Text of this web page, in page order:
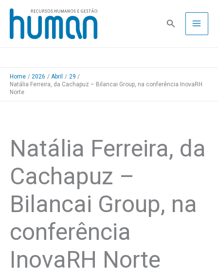
Skip
content
Pesquisa
Home 2026 Abril
29
Natália Ferreira, da Cachapuz – Bilancai Group, na conferência InovaRH
Norte
Natália Ferreira, da
Cachapuz –
Bilancai Group, na
conferência
InovaRH Norte